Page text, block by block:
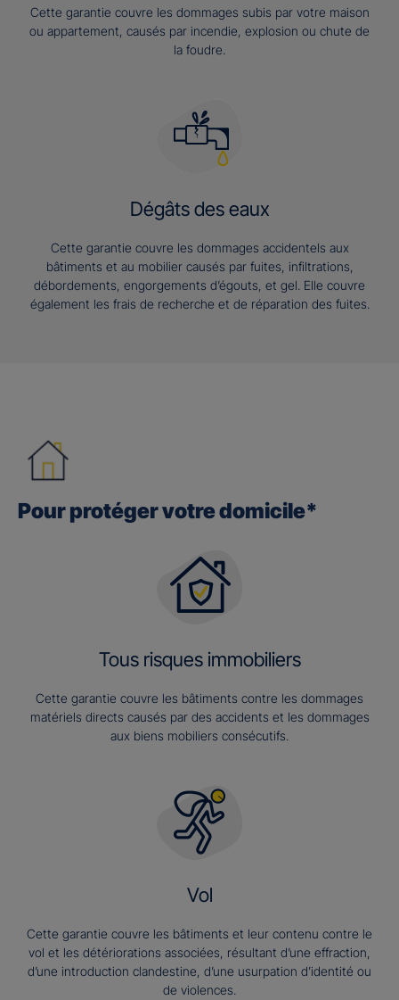
Cette garantie couvre les dommages subis par votre maison
ou appartement, causés par incendie, explosion ou chute de
la foudre.
Dégâts des eaux
Cette garantie couvre les dommages accidentels aux
bâtiments et au mobilier causés par fuites, infiltrations,
débordements, engorgements d’égouts, et gel. Elle couvre
également les frais de recherche et de réparation des fuites.
Pour protéger votre domicile*
Tous risques immobiliers
Cette garantie couvre les bâtiments contre les dommages
matériels directs causés par des accidents et les dommages
aux biens mobiliers consécutifs.
Vol
Cette garantie couvre les bâtiments et leur contenu contre le
vol et les détériorations associées, résultant d’une effraction,
d’une introduction clandestine, d’une usurpation d’identité ou
de violences.